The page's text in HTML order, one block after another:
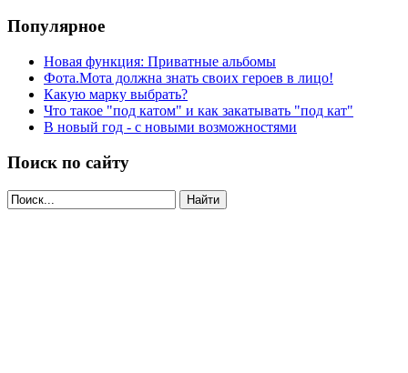
Популярное
Новая функция: Приватные альбомы
Фота.Мота должна знать своих героев в лицо!
Какую марку выбрать?
Что такое "под катом" и как закатывать "под кат"
В новый год - с новыми возможностями
Поиск по сайту
Найти